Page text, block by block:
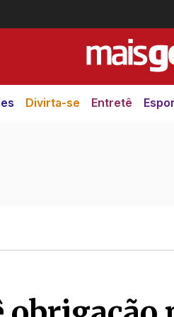
Divirta-se Entretê